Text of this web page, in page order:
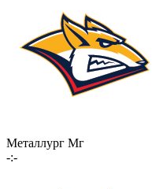
Металлург Мг
-:-